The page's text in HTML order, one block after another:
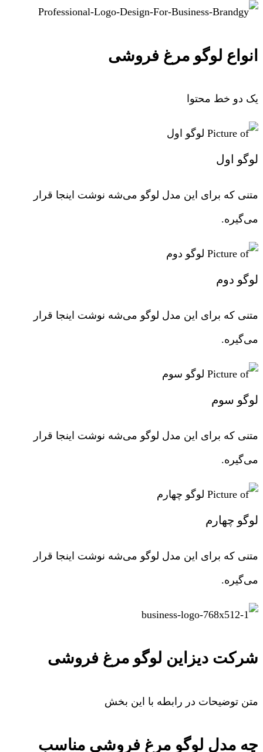
انواع لوگو مرغ فروشی
یک دو خط محتوا
لوگو اول
متنی که برای این مدل لوگو می‌شه نوشت اینجا قرار
می‌گیره.
لوگو دوم
متنی که برای این مدل لوگو می‌شه نوشت اینجا قرار
می‌گیره.
لوگو سوم
متنی که برای این مدل لوگو می‌شه نوشت اینجا قرار
می‌گیره.
لوگو چهارم
متنی که برای این مدل لوگو می‌شه نوشت اینجا قرار
می‌گیره.
شرکت دیزاین لوگو مرغ فروشی
متن توضیحات در رابطه با این بخش
چه مدل لوگو مرغ فروشی مناسب